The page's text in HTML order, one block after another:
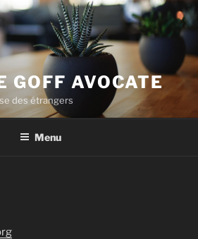
GOFF AVOCATE
des étrangers
Menu